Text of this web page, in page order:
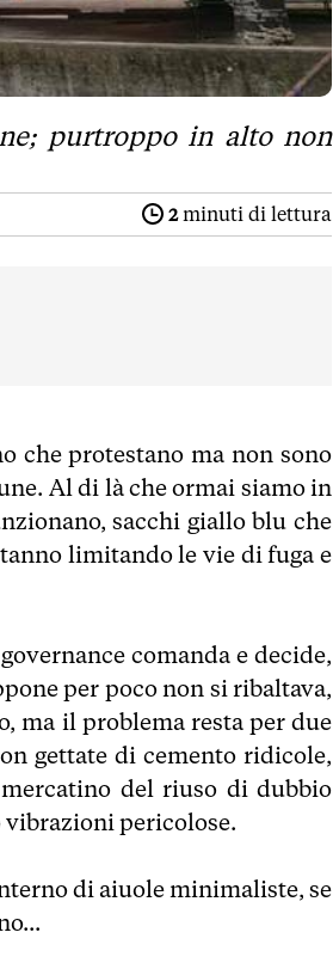
purtroppo in alto non
2minuti di lettura
che protestano ma non sono
Al di là che ormai siamo in
sacchi giallo blu che
limitando le vie di fuga e
comanda e decide,
per poco non si ribaltava,
ma il problema resta per due
gettate di cemento ridicole,
del riuso di dubbio
vibrazioni pericolose.
di aiuole minimaliste, se